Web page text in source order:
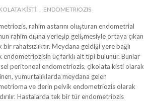
KİSTİ ENDOMETRIOZIS
rahim astarını oluşturan endometrial
rahim dışına yerleşip gelişmesiyle ortaya çıkan
bir rahatsızlıktır. Meydana geldiği yere bağlı
endometriozisin üç farklı alt tipi bulunur. Bunlar
peritoneal endometriozis, çikolata kisti olarak
yumurtalıklarda meydana gelen
ve derin pelvik endometriozis olarak
Hastalarda tek bir tür endometriozis